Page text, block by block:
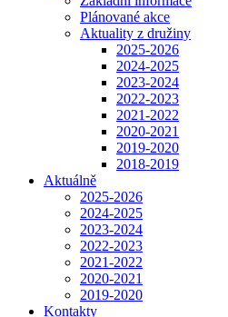
Plánované akce
Aktuality z družiny
2025-2026
2024-2025
2023-2024
2022-2023
2021-2022
2020-2021
2019-2020
2018-2019
Aktuálně
2025-2026
2024-2025
2023-2024
2022-2023
2021-2022
2020-2021
2019-2020
Kontakty